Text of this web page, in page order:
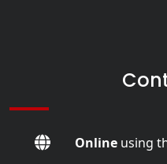
Onlineusing